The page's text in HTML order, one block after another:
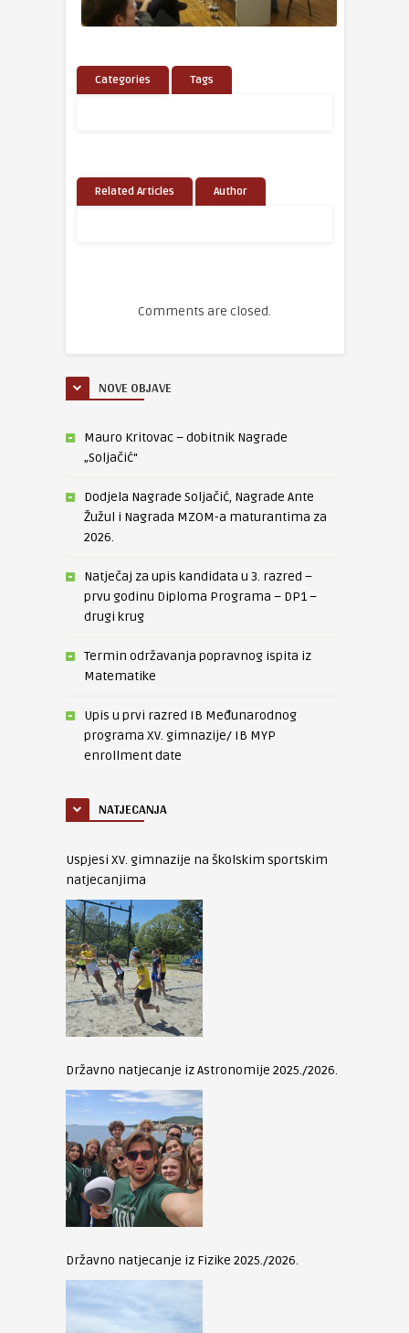
Categories Tags
Related Articles Author
Comments are closed.
NOVE OBJAVE
Mauro Kritovac – dobitnik Nagrade
„Soljačić“
Dodjela Nagrade Soljačić, Nagrade Ante
Žužul i Nagrada MZOM-a maturantima za
2026.
Natječaj za upis kandidata u 3. razred –
prvu godinu Diploma Programa – DP1 –
drugi krug
Termin održavanja popravnog ispita iz
Matematike
Upis u prvi razred IB Međunarodnog
programa XV. gimnazije/ IB MYP
enrollment date
NATJECANJA
Uspjesi XV. gimnazije na školskim sportskim
natjecanjima
Državno natjecanje iz Astronomije 2025./2026.
Državno natjecanje iz Fizike 2025./2026.